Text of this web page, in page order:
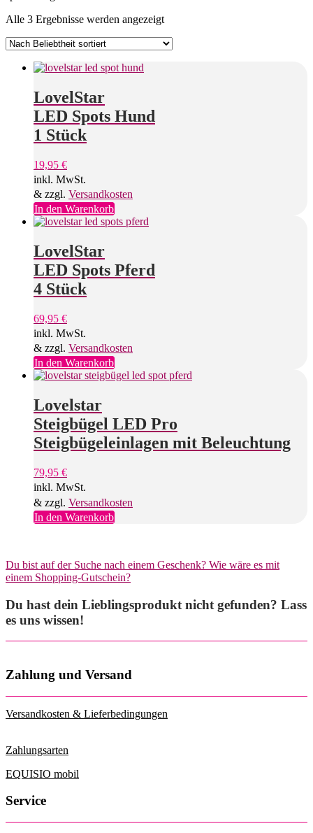
Alle 3 Ergebnisse werden angezeigtNach
sortiert
LovelStar
LED Spots Hund
1 Stück
19,95 €
inkl. MwSt.
& zzgl. Versandkosten
In den Warenkorb
LovelStar
LED Spots Pferd
4 Stück
69,95 €
inkl. MwSt.
& zzgl. Versandkosten
In den Warenkorb
Lovelstar
Steigbügel LED Pro
Steigbügeleinlagen mit Beleuchtung
79,95 €
inkl. MwSt.
& zzgl. Versandkosten
In den Warenkorb
Du bist auf der Suche nach einem Geschenk? Wie wäre es mit
einem Shopping-Gutschein?
Du hast dein Lieblingsprodukt nicht gefunden? Lass
es uns wissen!
Zahlung und Versand
Versandkosten & Lieferbedingungen
Zahlungsarten
EQUISIO mobil
Service